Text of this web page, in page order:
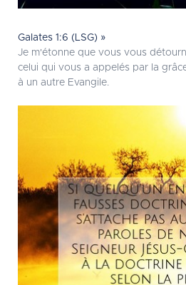
Galates 1:6 (LSG) »
Je m'étonne que vous vous
celui qui vous a appelés par la
à un autre Evangile.